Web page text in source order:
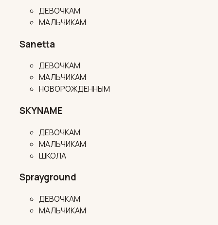
ДЕВОЧКАМ
МАЛЬЧИКАМ
Sanetta
ДЕВОЧКАМ
МАЛЬЧИКАМ
НОВОРОЖДЕННЫМ
SKYNAME
ДЕВОЧКАМ
МАЛЬЧИКАМ
ШКОЛА
Sprayground
ДЕВОЧКАМ
МАЛЬЧИКАМ